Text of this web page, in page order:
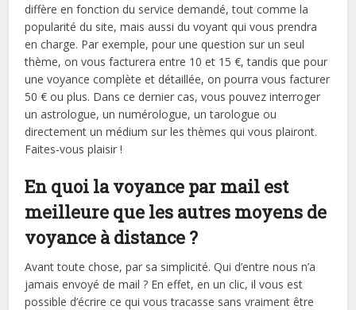
diffère en fonction du service demandé, tout comme la
popularité du site, mais aussi du voyant qui vous prendra
en charge. Par exemple, pour une question sur un seul
thème, on vous facturera entre 10 et 15 €, tandis que pour
une voyance complète et détaillée, on pourra vous facturer
50 € ou plus. Dans ce dernier cas, vous pouvez interroger
un astrologue, un numérologue, un tarologue ou
directement un médium sur les thèmes qui vous plairont.
Faites-vous plaisir !
En quoi la voyance par mail est
meilleure que les autres moyens de
voyance à distance ?
Avant toute chose, par sa simplicité. Qui d’entre nous n’a
jamais envoyé de mail ? En effet, en un clic, il vous est
possible d’écrire ce qui vous tracasse sans vraiment être